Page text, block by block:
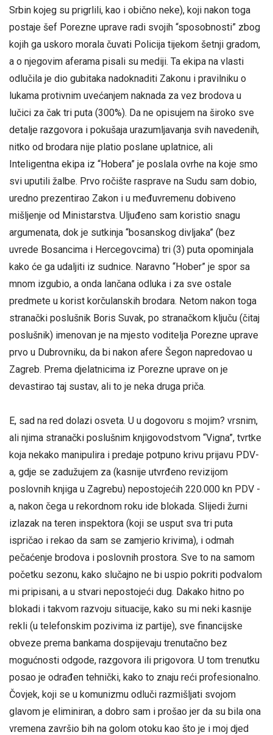
Srbin kojeg su prigrlili, kao i obično neke), koji nakon toga
postaje šef Porezne uprave radi svojih “sposobnosti” zbog
kojih ga uskoro morala čuvati Policija tijekom šetnji gradom,
a o njegovim aferama pisali su mediji. Ta ekipa na vlasti
odlučila je dio gubitaka nadoknaditi Zakonu i pravilniku o
lukama protivnim uvećanjem naknada za vez brodova u
lučici za čak tri puta (300%). Da ne opisujem na široko sve
detalje razgovora i pokušaja urazumljavanja svih navedenih,
nitko od brodara nije platio poslane uplatnice, ali
Inteligentna ekipa iz “Hobera” je poslala ovrhe na koje smo
svi uputili žalbe. Prvo ročište rasprave na Sudu sam dobio,
uredno prezentirao Zakon i u međuvremenu dobiveno
mišljenje od Ministarstva. Uljuđeno sam koristio snagu
argumenata, dok je sutkinja “bosanskog divljaka” (bez
uvrede Bosancima i Hercegovcima) tri (3) puta opominjala
kako će ga udaljiti iz sudnice. Naravno “Hober” je spor sa
mnom izgubio, a onda lančana odluka i za sve ostale
predmete u korist korčulanskih brodara. Netom nakon toga
stranački poslušnik Boris Suvak, po stranačkom ključu (čitaj
poslušnik) imenovan je na mjesto voditelja Porezne uprave
prvo u Dubrovniku, da bi nakon afere Šegon napredovao u
Zagreb. Prema djelatnicima iz Porezne uprave on je
devastirao taj sustav, ali to je neka druga priča.
E, sad na red dolazi osveta. U u dogovoru s mojim? vrsnim,
ali njima stranački poslušnim knjigovodstvom “Vigna”, tvrtke
koja nekako manipulira i predaje potpuno krivu prijavu PDV-
a, gdje se zadužujem za (kasnije utvrđeno revizijom
poslovnih knjiga u Zagrebu) nepostojećih 220.000 kn PDV -
a, nakon čega u rekordnom roku ide blokada. Slijedi žurni
izlazak na teren inspektora (koji se usput sva tri puta
ispričao i rekao da sam se zamjerio krivima), i odmah
pečaćenje brodova i poslovnih prostora. Sve to na samom
početku sezonu, kako slučajno ne bi uspio pokriti podvalom
mi pripisani, a u stvari nepostojeći dug. Dakako hitno po
blokadi i takvom razvoju situacije, kako su mi neki kasnije
rekli (u telefonskim pozivima iz partije), sve financijske
obveze prema bankama dospijevaju trenutačno bez
mogućnosti odgode, razgovora ili prigovora. U tom trenutku
posao je odrađen tehnički, kako to znaju reći profesionalno.
Čovjek, koji se u komunizmu odluči razmišljati svojom
glavom je eliminiran, a dobro sam i prošao jer da su bila ona
vremena završio bih na golom otoku kao što je i moj djed